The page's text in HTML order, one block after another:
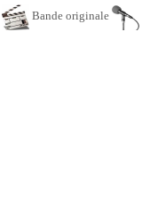
Bande originale